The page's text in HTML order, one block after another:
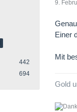
442
694
9.
Einer
Mit
Gold